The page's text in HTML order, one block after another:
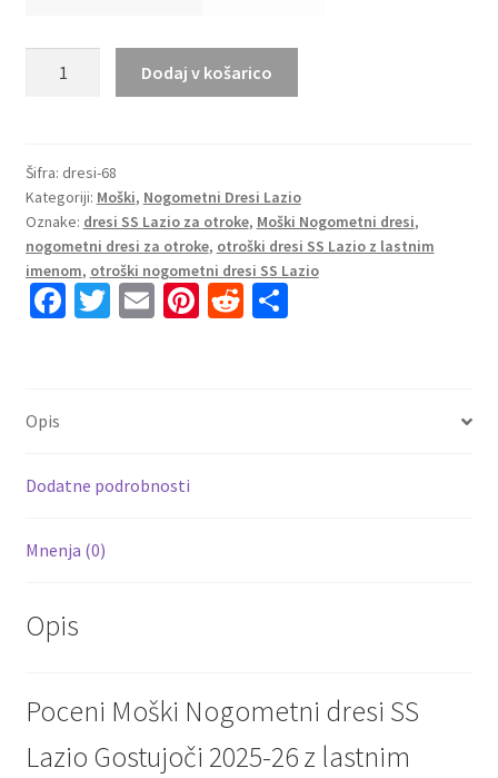
Lazio
Gostujoči
2025-
26
z
lastnim
Dodaj v košarico
Šifra: dresi-68
Kategoriji: Moški, Nogometni Dresi Lazio
Oznake: dresi SS Lazio za otroke, Moški Nogometni dresi,
nogometni dresi za otroke, otroški dresi SS Lazio z lastnim
imenom, otroški nogometni dresi SS Lazio
Fa
k
T E Pi R S
Opis
Dodatne podrobnosti
Mnenja (0)
Opis
Poceni Moški Nogometni dresi SS
Lazio Gostujoči 2025-26 z lastnim